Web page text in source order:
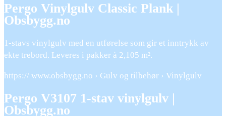
Pergo Vinylgulv Classic Plank |
Obsbygg.no
1-stavs vinylgulv med en utførelse som gir et inntrykk av
ekte trebord. Leveres i pakker à 2,105 m².
https:// www.obsbygg.no › Gulv og tilbehør › Vinylgulv
Pergo V3107 1-stav vinylgulv |
Obsbygg.no